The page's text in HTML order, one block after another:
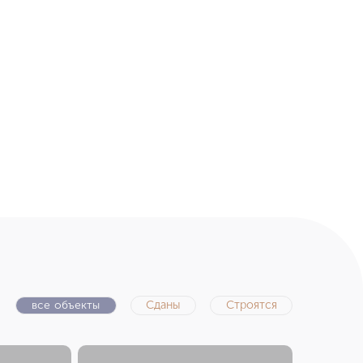
все объекты Сданы Строятся